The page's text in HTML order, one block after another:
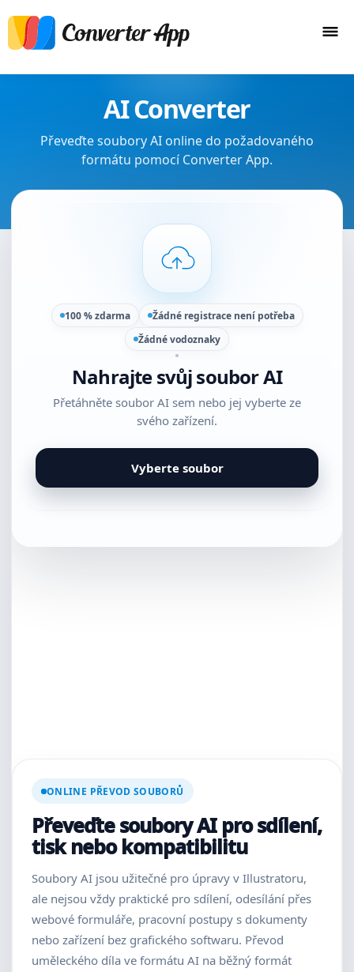
AI Converter
Převeďte soubory AI online do požadovaného
formátu pomocí Converter App.
100 % zdarma
Žádné registrace není potřeba
Žádné vodoznaky
Nahrajte svůj soubor AI
Přetáhněte soubor AI sem nebo jej vyberte ze
svého zařízení.
Vyberte soubor
ONLINE PŘEVOD SOUBORŮ
Převeďte soubory AI pro sdílení,
tisk nebo kompatibilitu
Soubory AI jsou užitečné pro úpravy v Illustratoru,
ale nejsou vždy praktické pro sdílení, odesílání přes
webové formuláře, pracovní postupy s dokumenty
nebo zařízení bez grafického softwaru. Převod
uměleckého díla ve formátu AI na běžný formát